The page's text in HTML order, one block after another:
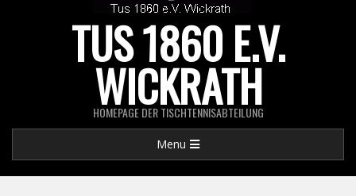
TUS 1860 E.V.
WICKRATH
HOMEPAGE DER TISCHTENNISABTEILUNG
Navigation
Menu